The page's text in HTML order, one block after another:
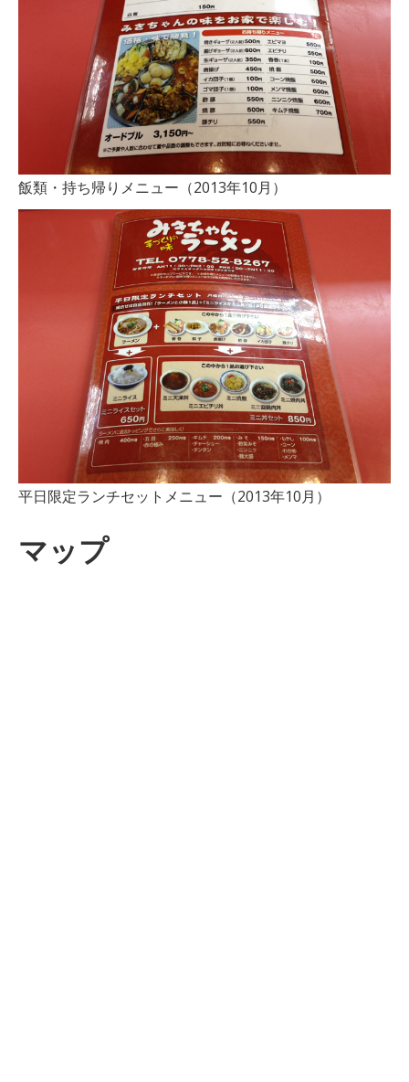
飯類・持ち帰りメニュー（2013年10月）
平日限定ランチセットメニュー（2013年10月）
マップ